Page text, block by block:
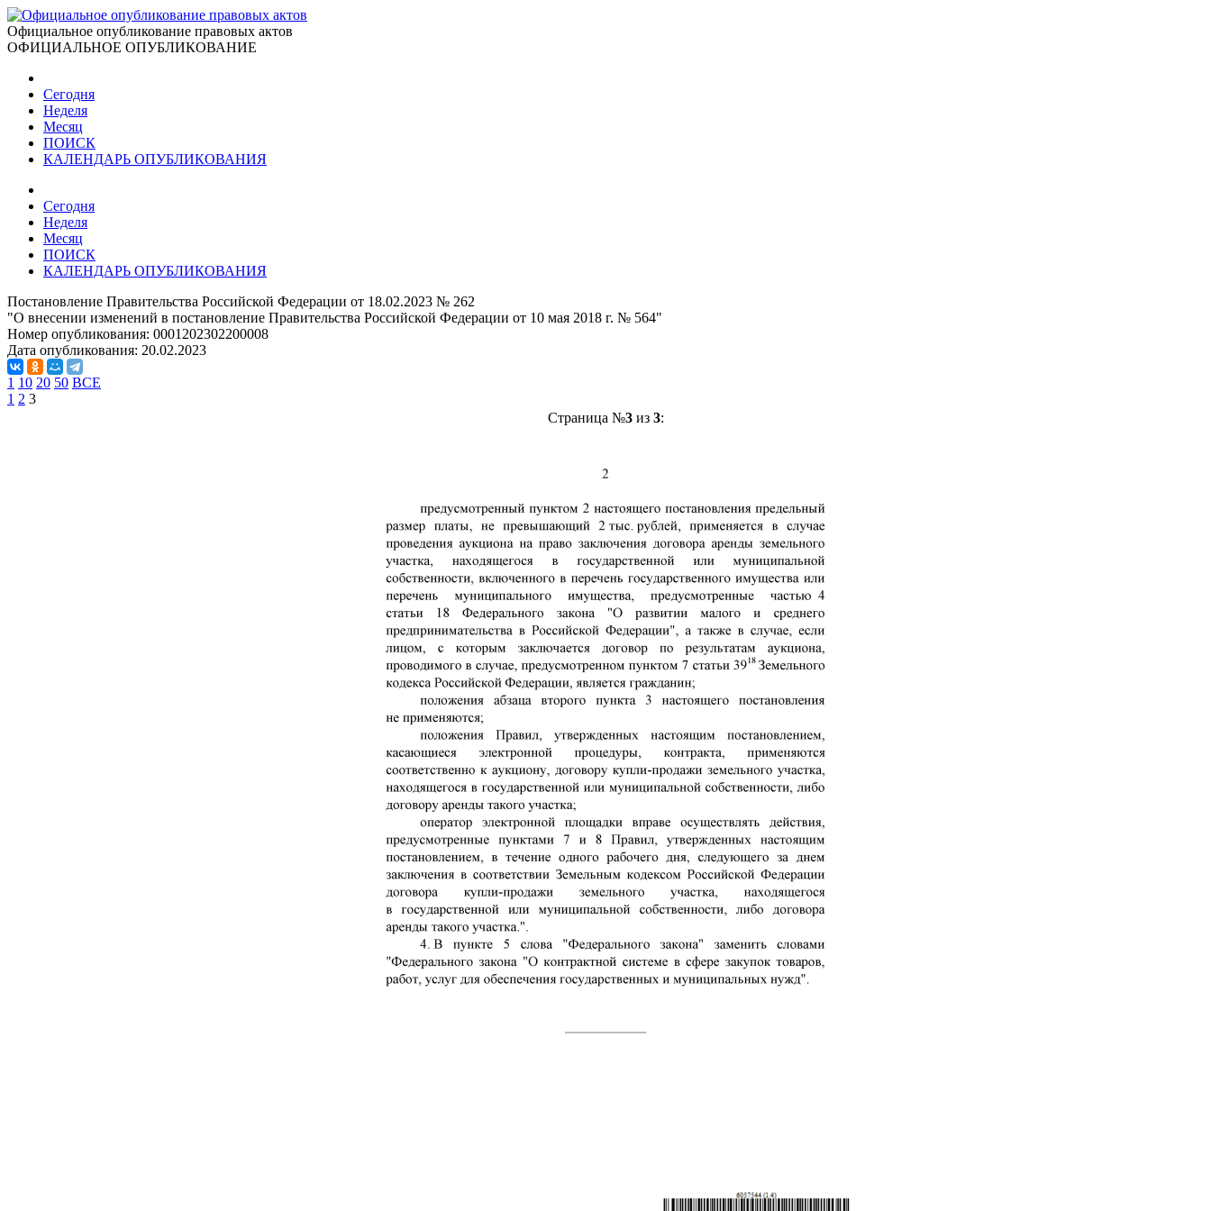
Официальное опубликование правовых актов
ОФИЦИАЛЬНОЕ ОПУБЛИКОВАНИЕ
Сегодня
Неделя
Месяц
ПОИСК
КАЛЕНДАРЬ ОПУБЛИКОВАНИЯ
Сегодня
Неделя
Месяц
ПОИСК
КАЛЕНДАРЬ ОПУБЛИКОВАНИЯ
Постановление Правительства Российской Федерации от 18.02.2023 № 262
"О внесении изменений в постановление Правительства Российской Федерации от 10 мая 2018 г. № 564"
Номер опубликования: 0001202302200008
Дата опубликования: 20.02.2023
1 10 20 50 ВСЕ
1 2 3
Страница №3из 3: